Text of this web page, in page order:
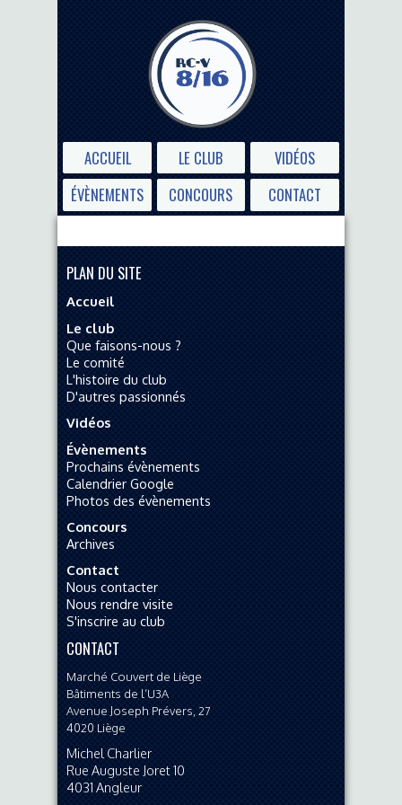
ACCUEIL LE CLUB
VIDÉOS
ÉVÈNEMENTS
CONCOURS CONTACT
PLAN DU SITE
Accueil
Le club
Que faisons-nous ?
Le comité
L'histoire du club
D'autres passionnés
Vidéos
Évènements
Prochains évènements
Calendrier Google
Photos des évènements
Concours
Archives
Contact
Nous contacter
Nous rendre visite
S'inscrire au club
CONTACT
Marché Couvert de Liège
Bâtiments de l’U3A
Avenue Joseph Prévers, 27
4020 Liège
Michel Charlier
Rue Auguste Joret 10
4031 Angleur